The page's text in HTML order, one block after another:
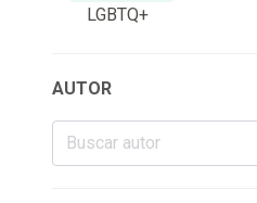
LGBTQ+
AUTOR